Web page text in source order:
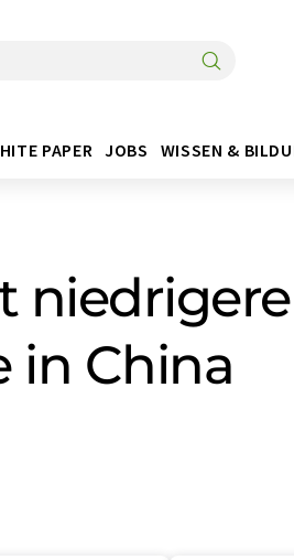
PAPER JOBS WISSEN &
in China